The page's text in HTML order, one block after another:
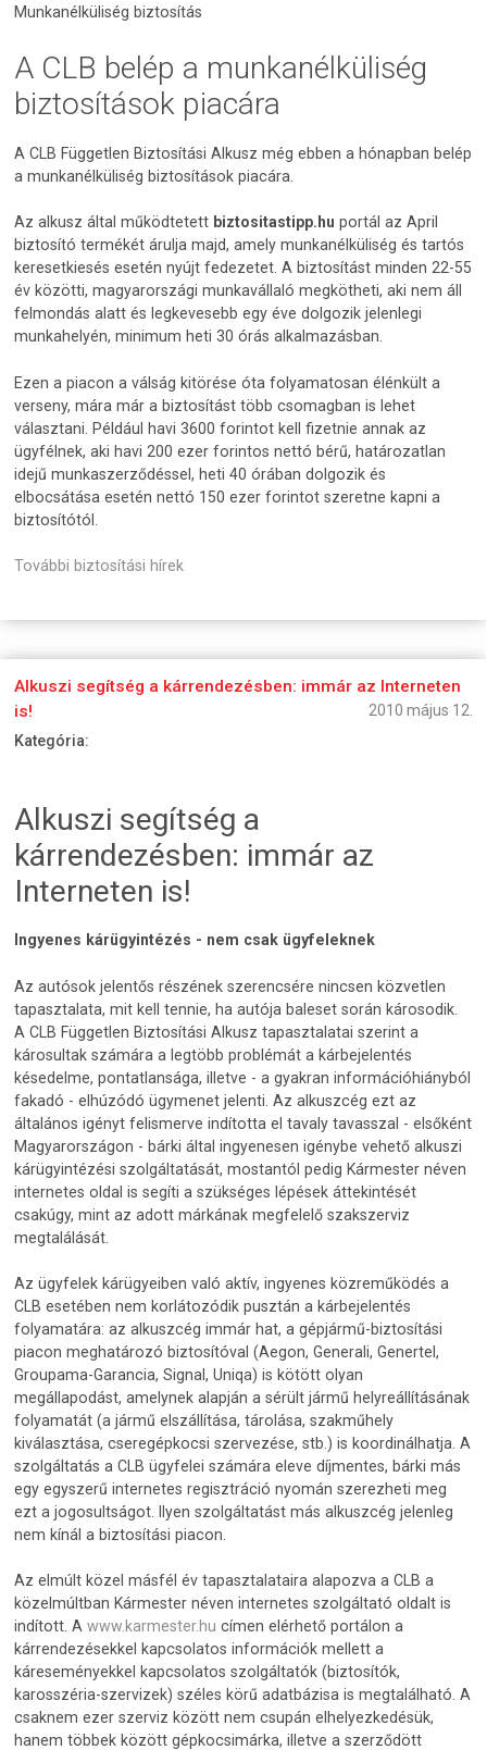
Munkanélküliség biztosítás
A CLB belép a munkanélküliség
biztosítások piacára
A CLB Független Biztosítási Alkusz még ebben a hónapban belép
a munkanélküliség biztosítások piacára.
Az alkusz által működtetett biztositastipp.hu portál az April
biztosító termékét árulja majd, amely munkanélküliség és tartós
keresetkiesés esetén nyújt fedezetet. A biztosítást minden 22-55
év közötti, magyarországi munkavállaló megkötheti, aki nem áll
felmondás alatt és legkevesebb egy éve dolgozik jelenlegi
munkahelyén, minimum heti 30 órás alkalmazásban.
Ezen a piacon a válság kitörése óta folyamatosan élénkült a
verseny, mára már a biztosítást több csomagban is lehet
választani. Például havi 3600 forintot kell fizetnie annak az
ügyfélnek, aki havi 200 ezer forintos nettó bérű, határozatlan
idejű munkaszerződéssel, heti 40 órában dolgozik és
elbocsátása esetén nettó 150 ezer forintot szeretne kapni a
biztosítótól.
További biztosítási hírek
Alkuszi segítség a kárrendezésben: immár az Interneten
is!
2010 május 12.
Kategória:
Alkuszi segítség a
kárrendezésben: immár az
Interneten is!
Ingyenes kárügyintézés - nem csak ügyfeleknek
Az autósok jelentős részének szerencsére nincsen közvetlen
tapasztalata, mit kell tennie, ha autója baleset során károsodik.
A CLB Független Biztosítási Alkusz tapasztalatai szerint a
károsultak számára a legtöbb problémát a kárbejelentés
késedelme, pontatlansága, illetve - a gyakran információhiányból
fakadó - elhúzódó ügymenet jelenti. Az alkuszcég ezt az
általános igényt felismerve indította el tavaly tavasszal - elsőként
Magyarországon - bárki által ingyenesen igénybe vehető alkuszi
kárügyintézési szolgáltatását, mostantól pedig Kármester néven
internetes oldal is segíti a szükséges lépések áttekintését
csakúgy, mint az adott márkának megfelelő szakszerviz
megtalálását.
Az ügyfelek kárügyeiben való aktív, ingyenes közreműködés a
CLB esetében nem korlátozódik pusztán a kárbejelentés
folyamatára: az alkuszcég immár hat, a gépjármű-biztosítási
piacon meghatározó biztosítóval (Aegon, Generali, Genertel,
Groupama-Garancia, Signal, Uniqa) is kötött olyan
megállapodást, amelynek alapján a sérült jármű helyreállításának
folyamatát (a jármű elszállítása, tárolása, szakműhely
kiválasztása, cseregépkocsi szervezése, stb.) is koordinálhatja. A
szolgáltatás a CLB ügyfelei számára eleve díjmentes, bárki más
egy egyszerű internetes regisztráció nyomán szerezheti meg
ezt a jogosultságot. Ilyen szolgáltatást más alkuszcég jelenleg
nem kínál a biztosítási piacon.
Az elmúlt közel másfél év tapasztalataira alapozva a CLB a
közelmúltban Kármester néven internetes szolgáltató oldalt is
indított. Awww.karmester.hu címen elérhető portálon a
kárrendezésekkel kapcsolatos információk mellett a
káreseményekkel kapcsolatos szolgáltatók (biztosítók,
karosszéria-szervizek) széles körű adatbázisa is megtalálható. A
csaknem ezer szerviz között nem csupán elhelyezkedésük,
hanem többek között gépkocsimárka, illetve a szerződött